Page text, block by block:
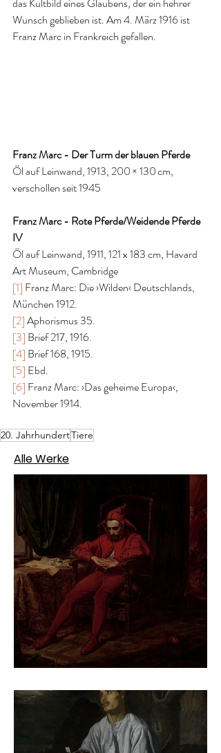
das Kultbild eines Glaubens, der ein hehrer
Wunsch geblieben ist. Am 4. März 1916 ist
Franz Marc in Frankreich gefallen.
Franz Marc - Der Turm der blauen Pferde
Öl auf Leinwand, 1913, 200 × 130 cm,
verschollen seit 1945
Franz Marc - Rote Pferde/Weidende Pferde
IV
Öl auf Leinwand, 1911, 121 x 183 cm, Havard
Art Museum, Cambridge
[1] Franz Marc: Die ›Wilden‹ Deutschlands,
München 1912.
[2] Aphorismus 35.
[3] Brief 217, 1916.
[4] Brief 168, 1915.
[5] Ebd.
[6] Franz Marc: ›Das geheime Europa‹,
November 1914.
20. JahrhundertTiere
Alle Werke